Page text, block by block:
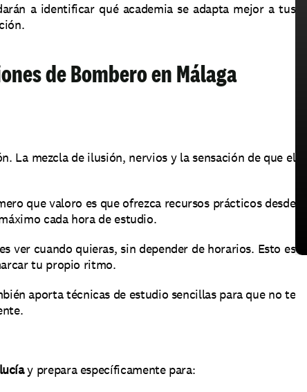
a identificar qué academia se adapta mejor a tus
de Bombero en Málaga
La mezcla de ilusión, nervios y la sensación de que el
que valoro es que ofrezca recursos prácticos desde
cada hora de estudio.
ver cuando quieras, sin depender de horarios. Esto es
tu propio ritmo.
aporta técnicas de estudio sencillas para que no te
y prepara específicamente para: